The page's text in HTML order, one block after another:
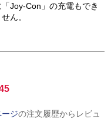
Joy-Con」の充電もでき
ん。
ジの注文履歴からレビュ